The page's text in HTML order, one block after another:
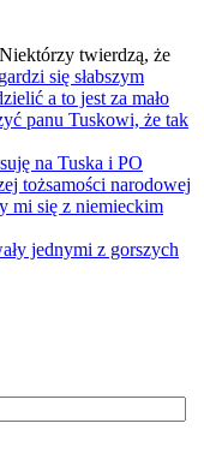
twierdzą, że
się słabszym
a to jest za mało
panu Tuskowi, że tak
na Tuska i PO
tożsamości narodowej
mi się z niemieckim
jednymi z gorszych